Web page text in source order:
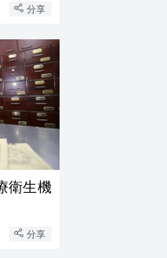
分享
衛生機
分享